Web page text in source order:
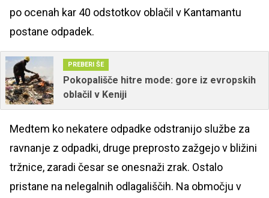
po ocenah kar 40 odstotkov oblačil v Kantamantu
postane odpadek.
PREBERI ŠE
Pokopališče hitre mode: gore iz evropskih
oblačil v Keniji
Medtem ko nekatere odpadke odstranijo službe za
ravnanje z odpadki, druge preprosto zažgejo v bližini
tržnice, zaradi česar se onesnaži zrak. Ostalo
pristane na nelegalnih odlagališčih. Na območju v